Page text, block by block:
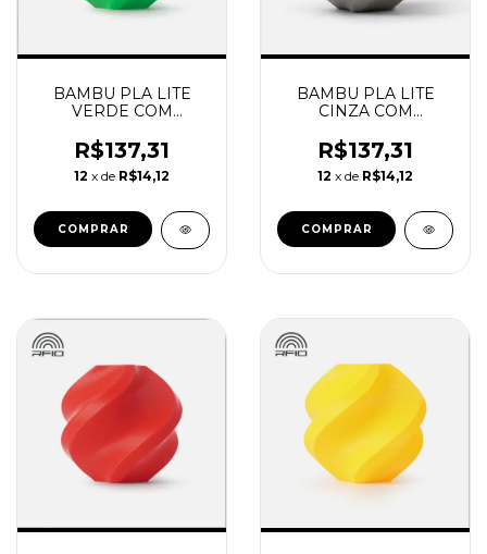
BAMBU PLA LITE
VERDE COM
REUTILIZAVEL
BAMBU
R$137,31
12 x de R$14,12
BAMBU PLA LITE
CINZA COM
REUTILIZAVEL
BAMBU
R$137,31
12 x de R$14,12